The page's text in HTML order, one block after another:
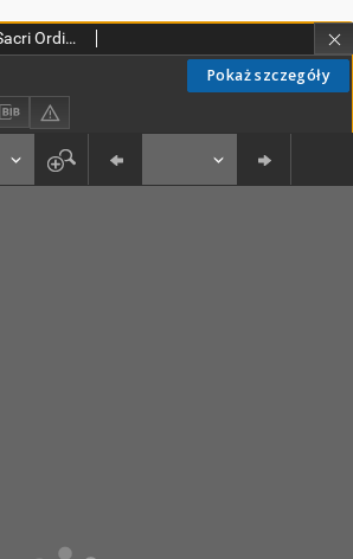
Pokaż szczegóły
Graduale juxta ritum Sacri Ordinis Praedicatorum